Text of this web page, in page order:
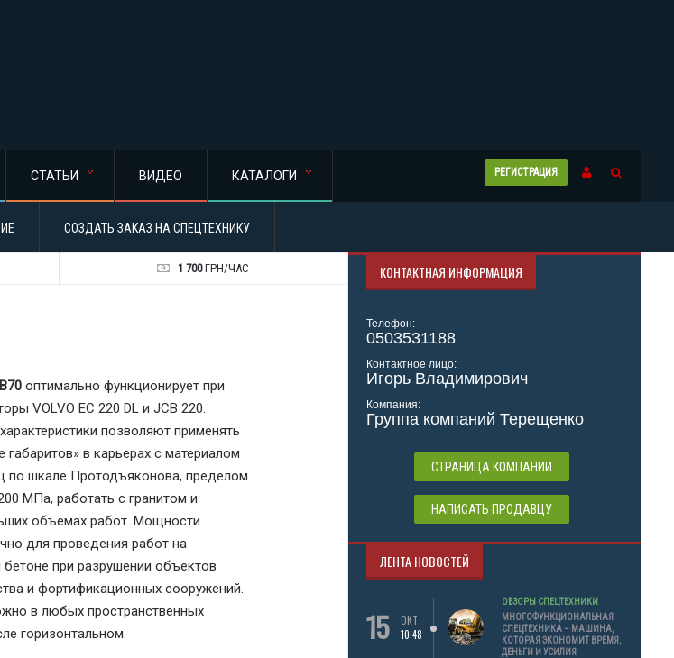
РЕГИСТРАЦИЯ
СТАТЬИ ВИДЕО КАТАЛОГИ
СОЗДАТЬ ЗАКАЗ НА СПЕЦТЕХНИКУ
1 700 ГРН/ЧАС
оптимально функционирует при
VOLVO EC 220 DL и JCB 220.
позволяют применять
габаритов» в карьерах с материалом
по шкале Протодъяконова, пределом
МПа, работать с гранитом и
объемах работ. Мощности
для проведения работ на
при разрушении объектов
и фортификационных сооружений.
в любых пространственных
горизонтальном.
КОНТАКТНАЯ ИНФОРМАЦИЯ
Телефон:
0503531188
Контактное лицо:
Игорь Владимирович
Компания:
Группа компаний Терещенко
СТРАНИЦА КОМПАНИИ
НАПИСАТЬ ПРОДАВЦУ
ЛЕНТА НОВОСТЕЙ
15
ОКТ
10:48
ОБЗОРЫ СПЕЦТЕХНИКИ
МНОГОФУНКЦИОНАЛЬНАЯ
СПЕЦТЕХНИКА – МАШИНА,
КОТОРАЯ ЭКОНОМИТ ВРЕМЯ,
ДЕНЬГИ И УСИЛИЯ